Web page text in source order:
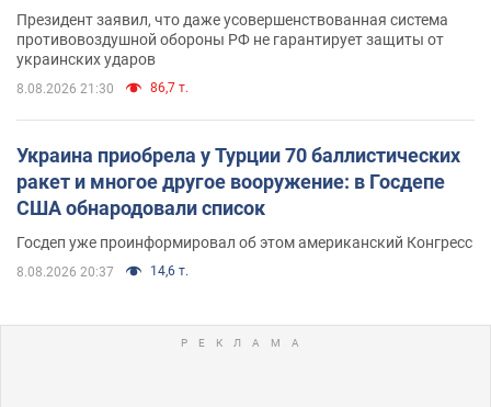
Президент заявил, что даже усовершенствованная система
противовоздушной обороны РФ не гарантирует защиты от
украинских ударов
8.08.2026 21:30 86,7 т.
Украина приобрела у Турции 70 баллистических
ракет и многое другое вооружение: в Госдепе
США обнародовали список
Госдеп уже проинформировал об этом американский Конгресс
8.08.2026 20:37 14,6 т.